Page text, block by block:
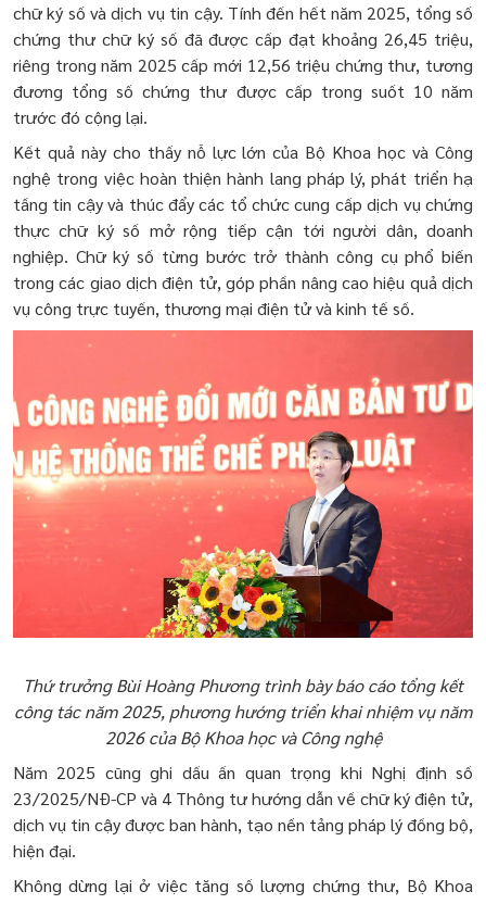
chữ ký số và dịch vụ tin cậy. Tính đến hết năm 2025, tổng số
chứng thư chữ ký số đã được cấp đạt khoảng 26,45 triệu,
riêng trong năm 2025 cấp mới 12,56 triệu chứng thư, tương
đương tổng số chứng thư được cấp trong suốt 10 năm
trước đó cộng lại.
Kết quả này cho thấy nỗ lực lớn của Bộ Khoa học và Công
nghệ trong việc hoàn thiện hành lang pháp lý, phát triển hạ
tầng tin cậy và thúc đẩy các tổ chức cung cấp dịch vụ chứng
thực chữ ký số mở rộng tiếp cận tới người dân, doanh
nghiệp. Chữ ký số từng bước trở thành công cụ phổ biến
trong các giao dịch điện tử, góp phần nâng cao hiệu quả dịch
vụ công trực tuyến, thương mại điện tử và kinh tế số.
Thứ trưởng Bùi Hoàng Phương trình bày báo cáo tổng kết
công tác năm 2025, phương hướng triển khai nhiệm vụ năm
2026 của Bộ Khoa học và Công nghệ
Năm 2025 cũng ghi dấu ấn quan trọng khi Nghị định số
23/2025/NĐ-CP và 4 Thông tư hướng dẫn về chữ ký điện tử,
dịch vụ tin cậy được ban hành, tạo nền tảng pháp lý đồng bộ,
hiện đại.
Không dừng lại ở việc tăng số lượng chứng thư, Bộ Khoa